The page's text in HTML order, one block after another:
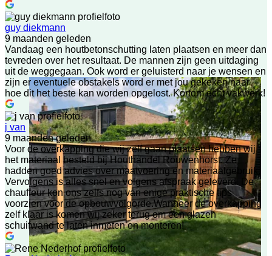
guy diekmann
9 maanden geleden
Vandaag een houtbetonschutting laten plaatsen en meer dan
tevreden over het resultaat. De mannen zijn geen uitdaging
uit de weggegaan. Ook word er geluisterd naar je wensen en
zijn er eventuele obstakels word er met jou gekeken naar
hoe dit het beste kan worden opgelost. Kortom echt vakwerk!
j van
9 maanden geleden
Voor de overkapping die wij zelf gaan plaatsen hebben wij
het materiaal besteld bij Houthandel Rouwenhorst. Ze
hadden goed advies over maatvoering en materiaalgebruik.
Vervolgens is alles snel en volgens afspraak geleverd. De
chauffeur kon ons zelfs nog van enige praktische tips
voorzien voor de opbouwvolgorde.Wanneer de overkapping
zelf klaar is komen wij zeker terug om een glazen
schuifwand te laten inmeten en monteren!